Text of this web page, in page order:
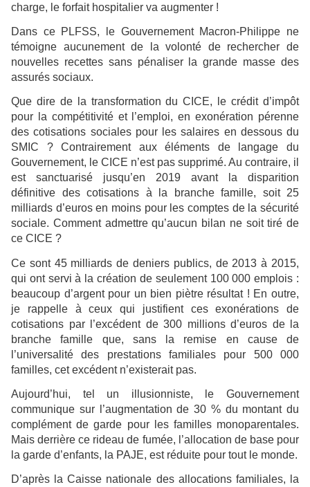
charge, le forfait hospitalier va augmenter !
Dans ce PLFSS, le Gouvernement Macron-Philippe ne
témoigne aucunement de la volonté de rechercher de
nouvelles recettes sans pénaliser la grande masse des
assurés sociaux.
Que dire de la transformation du CICE, le crédit d’impôt
pour la compétitivité et l’emploi, en exonération pérenne
des cotisations sociales pour les salaires en dessous du
SMIC ? Contrairement aux éléments de langage du
Gouvernement, le CICE n’est pas supprimé. Au contraire, il
est sanctuarisé jusqu’en 2019 avant la disparition
définitive des cotisations à la branche famille, soit 25
milliards d’euros en moins pour les comptes de la sécurité
sociale. Comment admettre qu’aucun bilan ne soit tiré de
ce CICE ?
Ce sont 45 milliards de deniers publics, de 2013 à 2015,
qui ont servi à la création de seulement 100 000 emplois :
beaucoup d’argent pour un bien piètre résultat ! En outre,
je rappelle à ceux qui justifient ces exonérations de
cotisations par l’excédent de 300 millions d’euros de la
branche famille que, sans la remise en cause de
l’universalité des prestations familiales pour 500 000
familles, cet excédent n’existerait pas.
Aujourd’hui, tel un illusionniste, le Gouvernement
communique sur l’augmentation de 30 % du montant du
complément de garde pour les familles monoparentales.
Mais derrière ce rideau de fumée, l’allocation de base pour
la garde d’enfants, la PAJE, est réduite pour tout le monde.
D’après la Caisse nationale des allocations familiales, la